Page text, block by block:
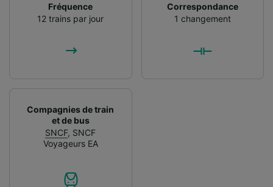
Fréquence
12 trains par jour
Correspondance
1 changement
Compagnies de train
et de bus
SNCF, SNCF
Voyageurs EA